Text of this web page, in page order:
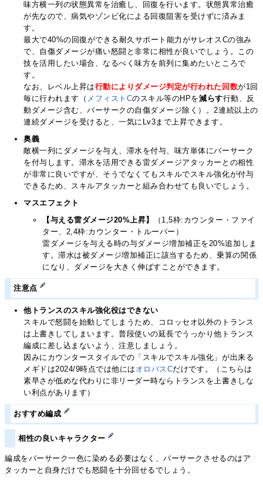
味方横一列の状態異常を治癒し、回復を行います。状態異常治癒
が先なので、病気やゾンビ化による回復阻害を受けずに済みま
す。
最大で40%の回復ができる耐久サポート能力がサレオスCの強み
で、自傷ダメージが痛い怒闘と非常に相性が良いでしょう。この
技を活用したい場合、なるべく味方を前列に集めたいところで
す。
なお、レベル上昇は行動によりダメージ判定が行われた回数が1回
毎に行われます（ メフィストCのスキル等のHPを減らす行動、反
動ダメージ含む、バーサークの自傷ダメージ除く）。2連続以上の
連続ダメージを受けると、一気にLv3まで上昇できます。
奥義
敵横一列にダメージを与え、滞水を付与、味方単体にバーサーク
を付与します。滞水を活用できる雷ダメージアタッカーとの相性
が非常に良いですが、そうでなくてもスキルでスキル強化が付与
できるため、スキルアタッカーと組み合わせても良いでしょう。
マスエフェクト
【与える雷ダメージ20%上昇】
（1,5枠:カウンター・ファイ
ター、2,4枠:カウンター・トルーパー）
雷ダメージを与える時の与ダメージ増加補正を20%追加しま
す。滞水は被ダメージ増加補正に該当するため、乗算の関係
になり、ダメージを大きく伸ばすことができます。
注意点
他トランスのスキル強化役はできない
スキルで怒闘を始動してしまうため、コロッセオ以外のトランス
は上書きしてしまいます。普段使いの延長でうっかり他トランス
編成に差し込まないよう、注意しましょう。
因みにカウンタースタイルでの「スキルでスキル強化」が出来る
メギドは2024/9時点では他には オロバスCだけです。（こちらは
素早さが低めな代わりに非リーダー時ならトランスを上書きしな
い利点があります）
おすすめ編成
相性の良いキャラクター
編成をバーサーク一色に染める必要はなく、バーサークさせるのはア
タッカーと自身だけでも怒闘を十分回せるでしょう。